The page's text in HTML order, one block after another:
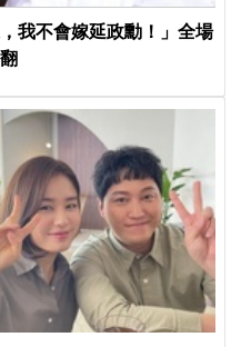
我不會嫁延政勳！」全場